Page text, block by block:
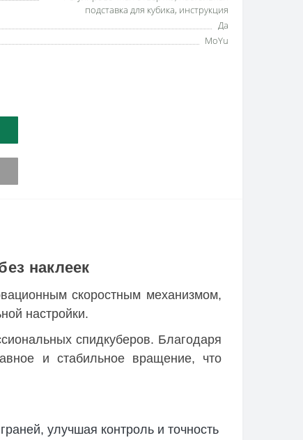
подставка для кубика, инструкция
Да
MoYu
наклеек
скоростным механизмом,
настройки.
спидкуберов. Благодаря
и стабильное вращение, что
улучшая контроль и точность